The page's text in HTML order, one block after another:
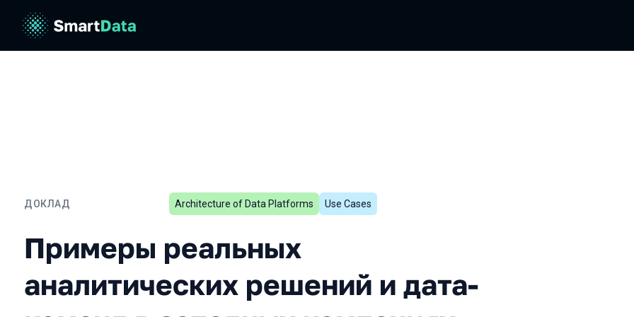
ДОКЛАД
Примеры реальных аналитических решений и
Architecture of Data Platforms Use Cases
Примеры реальных
аналитических решений и дата-